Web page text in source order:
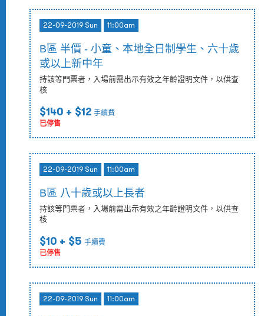
22-09-2019 Sun 11:00am
B區 半價 - 小童、本地全日制學生、六十歲
或以上新中年
持該等門票者，入場前需出示有效之年齡證明文件，以供查
核
$140 + $12 手續費
已停售
22-09-2019 Sun 11:00am
B區 八十歲或以上長者
持該等門票者，入場前需出示有效之年齡證明文件，以供查
核
$10 + $5 手續費
已停售
22-09-2019 Sun 11:00am